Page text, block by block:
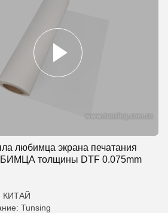
любимца экрана печатания
толщины DTF 0.075mm
КИТАЙ
Tunsing